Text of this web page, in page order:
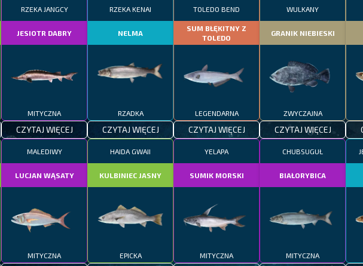
RZEKA JANGCY
JESIOTR DABRY
MITYCZNA
CZYTAJ WIĘCEJ
RZEKA KENAI
NELMA
RZADKA
CZYTAJ WIĘCEJ
TOLEDO BEND
SUM BŁĘKITNY Z
TOLEDO
LEGENDARNA
CZYTAJ WIĘCEJ
WULKANY
GRANIK NIEBIESKI
ZWYCZAJNA
CZYTAJ WIĘCEJ
MALEDIWY
LUCJAN WĄSATY
MITYCZNA
HAIDA GWAII
KULBINIEC JASNY
EPICKA
YELAPA
SUMIK MORSKI
MITYCZNA
CHUBSUGUŁ
BIAŁORYBICA
MITYCZNA